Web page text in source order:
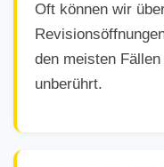
Oft können wir
den meisten
unberührt.